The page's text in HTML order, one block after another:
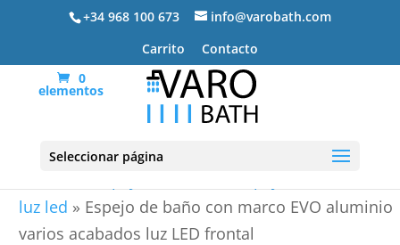
+34 968 100 673
info@varobath.com
Carrito
Contacto
0
elementos
Seleccionar página
luz led » Espejo de baño con marco EVO aluminio
varios acabados luz LED frontal